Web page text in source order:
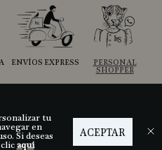
ENVÍOS EXPRESS
PERSONAL
SHOPPER
ACEPTAR
tu
en
Si deseas
aquí